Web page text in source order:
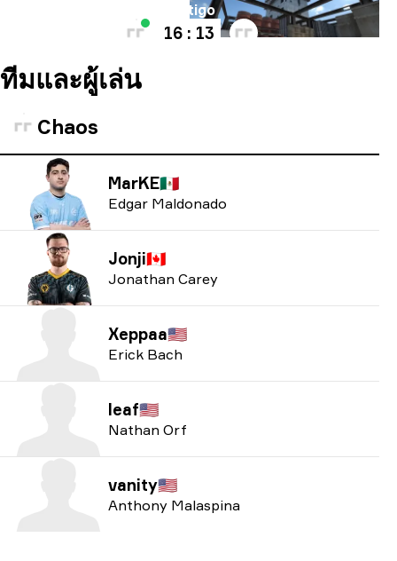
Vertigo
16 : 13
ทีมและผู้เล่น
Chaos
MarKE🇲🇽
Edgar Maldonado
Jonji🇨🇦
Jonathan Carey
Xeppaa🇺🇸
Erick Bach
leaf🇺🇸
Nathan Orf
vanity🇺🇸
Anthony Malaspina